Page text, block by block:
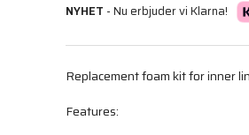
NYHET - Nu erbjuder vi Klarna!
Replacement foam kit for inner
Features: